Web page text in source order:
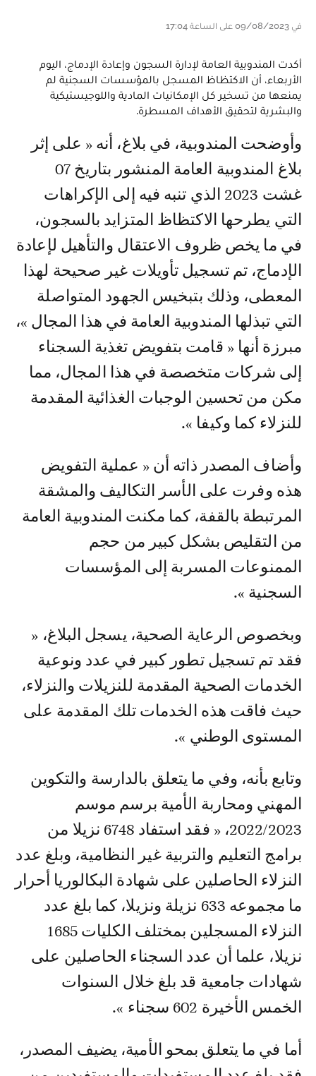
في 09/08/2023 على الساعة 17:04
أكدت المندوبية العامة لإدارة السجون وإعادة الإدماج، اليوم
الأربعاء، أن الاكتظاظ المسجل بالمؤسسات السجنية لم
يمنعها من تسخير كل الإمكانيات المادية واللوجيستيكية
والبشرية لتحقيق الأهداف المسطرة.
وأوضحت المندوبية، في بلاغ، أنه « على إثر
بلاغ المندوبية العامة المنشور بتاريخ 07
غشت 2023 الذي تنبه فيه إلى الإكراهات
التي يطرحها الاكتظاظ المتزايد بالسجون،
في ما يخص ظروف الاعتقال والتأهيل لإعادة
الإدماج، تم تسجيل تأويلات غير صحيحة لهذا
المعطى، وذلك بتبخيس الجهود المتواصلة
التي تبذلها المندوبية العامة في هذا المجال »،
مبرزة أنها « قامت بتفويض تغذية السجناء
إلى شركات متخصصة في هذا المجال، مما
مكن من تحسين الوجبات الغذائية المقدمة
للنزلاء كما وكيفا ».
وأضاف المصدر ذاته أن « عملية التفويض
هذه وفرت على الأسر التكاليف والمشقة
المرتبطة بالقفة، كما مكنت المندوبية العامة
من التقليص بشكل كبير من حجم
الممنوعات المسربة إلى المؤسسات
السجنية ».
وبخصوص الرعاية الصحية، يسجل البلاغ، «
فقد تم تسجيل تطور كبير في عدد ونوعية
الخدمات الصحية المقدمة للنزيلات والنزلاء،
حيث فاقت هذه الخدمات تلك المقدمة على
المستوى الوطني ».
وتابع بأنه، وفي ما يتعلق بالدارسة والتكوين
المهني ومحاربة الأمية برسم موسم
2022/2023، « فقد استفاد 6748 نزيلا من
برامج التعليم والتربية غير النظامية، وبلغ عدد
النزلاء الحاصلين على شهادة البكالوريا أحرار
ما مجموعه 633 نزيلة ونزيلا، كما بلغ عدد
النزلاء المسجلين بمختلف الكليات 1685
نزيلا، علما أن عدد السجناء الحاصلين على
شهادات جامعية قد بلغ خلال السنوات
الخمس الأخيرة 602 سجناء ».
أما في ما يتعلق بمحو الأمية، يضيف المصدر،